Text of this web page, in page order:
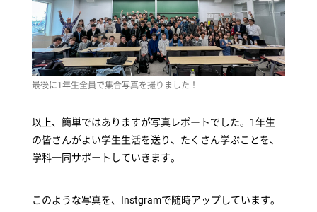
最後に1年生全員で集合写真を撮りました！
以上、簡単ではありますが写真レポートでした。1年生
の皆さんがよい学生生活を送り、たくさん学ぶことを、
学科一同サポートしていきます。
このような写真を、Instgramで随時アップしています。